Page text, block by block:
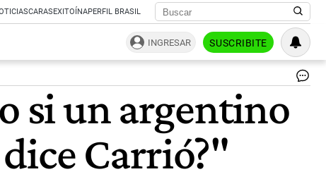
CARASEXITOÍNAPERFIL BRASIL
INGRESAR SUSCRIBITE
si un argentino
Carrió?"